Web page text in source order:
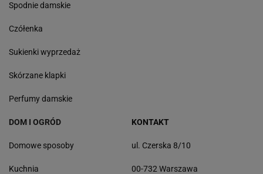
Spodnie damskie
Czółenka
Sukienki wyprzedaż
Skórzane klapki
Perfumy damskie
DOM I OGRÓD
Domowe sposoby
Kuchnia
KONTAKT
ul. Czerska 8/10
00-732 Warszawa